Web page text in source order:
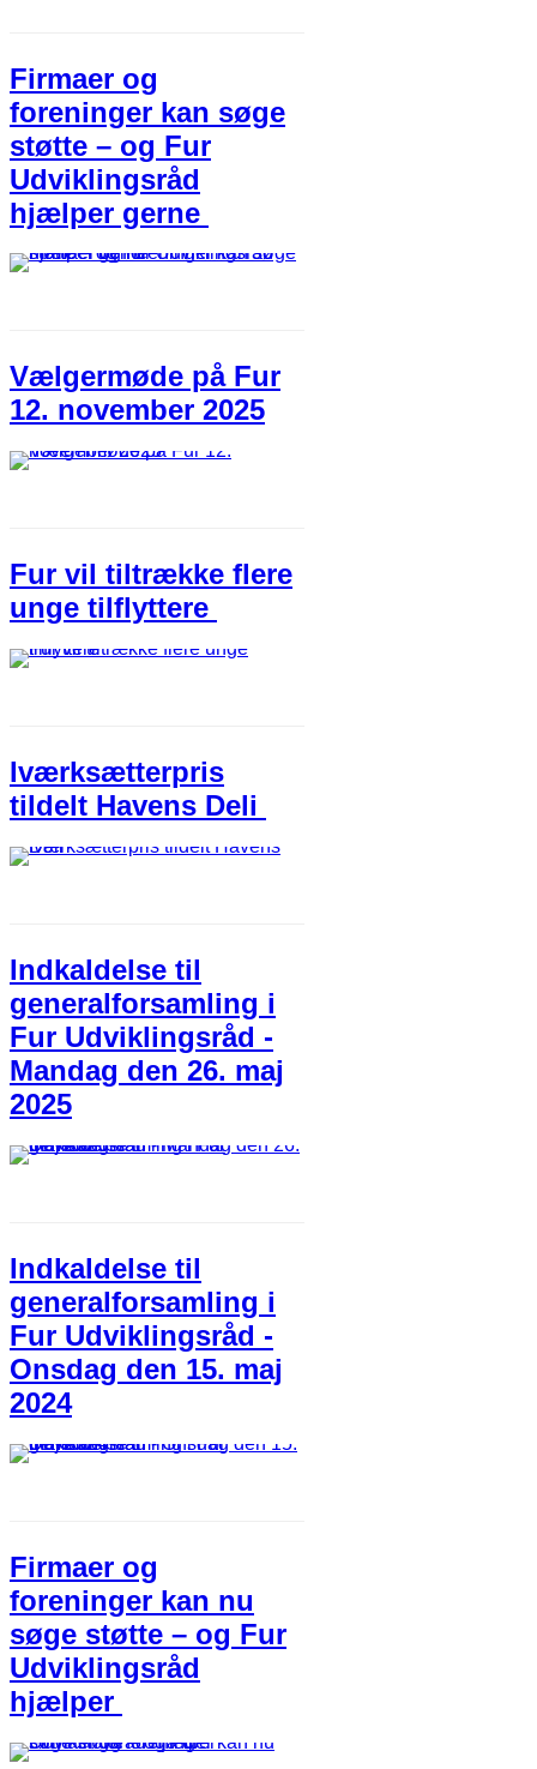
Firmaer og
foreninger kan søge
støtte – og Fur
Udviklingsråd
hjælper gerne
Vælgermøde på Fur
12. november 2025
Fur vil tiltrække flere
unge tilflyttere
Iværksætterpris
tildelt Havens Deli
Indkaldelse til
generalforsamling i
Fur Udviklingsråd -
Mandag den 26. maj
2025
Indkaldelse til
generalforsamling i
Fur Udviklingsråd -
Onsdag den 15. maj
2024
Firmaer og
foreninger kan nu
søge støtte – og Fur
Udviklingsråd
hjælper